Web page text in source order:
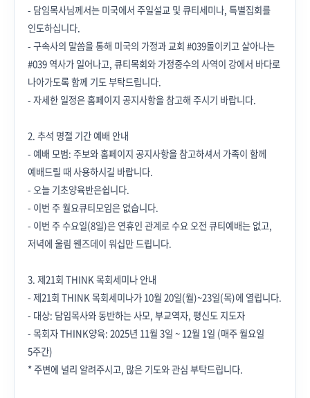
- 담임목사님께서는 미국에서 주일설교 및 큐티세미나, 특별집회를
인도하십니다.
- 구속사의 말씀을 통해 미국의 가정과 교회 #039돌이키고 살아나는
#039 역사가 일어나고, 큐티목회와 가정중수의 사역이 강에서 바다로
나아가도록 함께 기도 부탁드립니다.
- 자세한 일정은 홈페이지 공지사항을 참고해 주시기 바랍니다.
2. 추석 명절 기간 예배 안내
- 예배 모범: 주보와 홈페이지 공지사항을 참고하셔서 가족이 함께
예배드릴 때 사용하시길 바랍니다.
- 오늘 기초양육반은쉽니다.
- 이번 주 월요큐티모임은 없습니다.
- 이번 주 수요일(8일)은 연휴인 관계로 수요 오전 큐티예배는 없고,
저녁에 울림 웬즈데이 워십만 드립니다.
3. 제21회 THINK 목회세미나 안내
- 제21회 THINK 목회세미나가 10월 20일(월)~23일(목)에 열립니다.
- 대상: 담임목사와 동반하는 사모, 부교역자, 평신도 지도자
- 목회자 THINK양육: 2025년 11월 3일 ~ 12월 1일 (매주 월요일
5주간)
* 주변에 널리 알려주시고, 많은 기도와 관심 부탁드립니다.